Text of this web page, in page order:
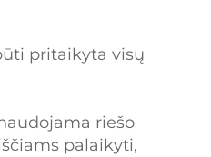
pritaikyta visų
riešo
palaikyti,